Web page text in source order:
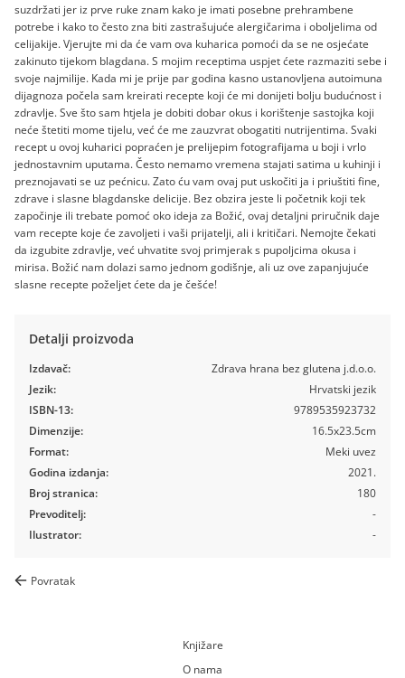
suzdržati jer iz prve ruke znam kako je imati posebne prehrambene
potrebe i kako to često zna biti zastrašujuće alergičarima i oboljelima od
celijakije. Vjerujte mi da će vam ova kuharica pomoći da se ne osjećate
zakinuto tijekom blagdana. S mojim receptima uspjet ćete razmaziti sebe i
svoje najmilije. Kada mi je prije par godina kasno ustanovljena autoimuna
dijagnoza počela sam kreirati recepte koji će mi donijeti bolju budućnost i
zdravlje. Sve što sam htjela je dobiti dobar okus i korištenje sastojka koji
neće štetiti mome tijelu, već će me zauzvrat obogatiti nutrijentima. Svaki
recept u ovoj kuharici popraćen je prelijepim fotografijama u boji i vrlo
jednostavnim uputama. Često nemamo vremena stajati satima u kuhinji i
preznojavati se uz pećnicu. Zato ću vam ovaj put uskočiti ja i priuštiti fine,
zdrave i slasne blagdanske delicije. Bez obzira jeste li početnik koji tek
započinje ili trebate pomoć oko ideja za Božić, ovaj detaljni priručnik daje
vam recepte koje će zavoljeti i vaši prijatelji, ali i kritičari. Nemojte čekati
da izgubite zdravlje, već uhvatite svoj primjerak s pupoljcima okusa i
mirisa. Božić nam dolazi samo jednom godišnje, ali uz ove zapanjujuće
slasne recepte poželjet ćete da je češće!
Detalji proizvoda
Izdavač:
Jezik:
ISBN-13:
Dimenzije:
Format:
Godina izdanja:
Broj stranica:
Prevoditelj:
Ilustrator:
Zdrava hrana bez glutena j.d.o.o.
Hrvatski jezik
9789535923732
16.5x23.5cm
Meki uvez
2021.
180
-
-
Povratak
Knjižare
O nama